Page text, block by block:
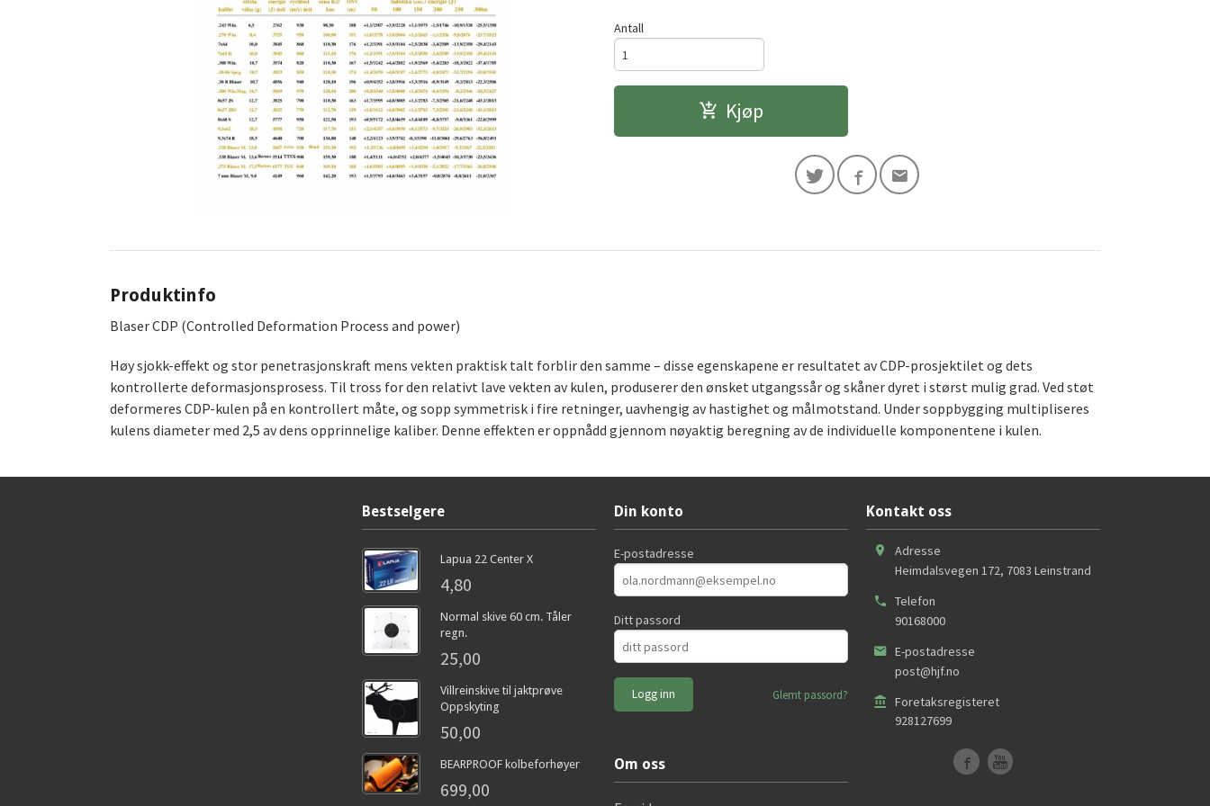
Antall
Kjøp
Produktinfo
Blaser CDP (Controlled Deformation Process and power)
Høy sjokk-effekt og stor penetrasjonskraft mens vekten praktisk talt forblir den samme – disse egenskapene er resultatet av CDP-prosjektilet og dets
kontrollerte deformasjonsprosess. Til tross for den relativt lave vekten av kulen, produserer den ønsket utgangssår og skåner dyret i størst mulig grad. Ved støt
deformeres CDP-kulen på en kontrollert måte, og sopp symmetrisk i fire retninger, uavhengig av hastighet og målmotstand. Under soppbygging multipliseres
kulens diameter med 2,5 av dens opprinnelige kaliber. Denne effekten er oppnådd gjennom nøyaktig beregning av de individuelle komponentene i kulen.
Bestselgere
Lapua 22 Center X
4,80
Normal skive 60 cm. Tåler
regn.
25,00
Villreinskive til jaktprøve
Oppskyting
50,00
BEARPROOF kolbeforhøyer
699,00
Din konto
E-postadresse
Ditt passord
Glemt passord?
Om oss
Kontakt oss
Adresse
Heimdalsvegen 172, 7083 Leinstrand
Telefon
90168000
E-postadresse
post@hjf.no
Foretaksregisteret
928127699